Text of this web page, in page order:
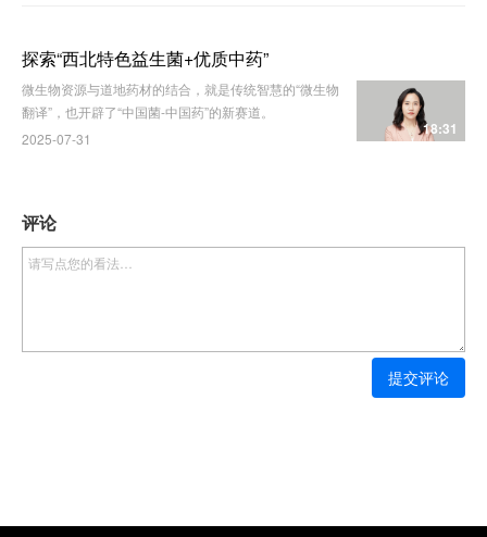
探索“西北特色益生菌+优质中药”
微生物资源与道地药材的结合，就是传统智慧的“微生物
翻译”，也开辟了“中国菌-中国药”的新赛道。
2025-07-31
18:31
评论
提交评论